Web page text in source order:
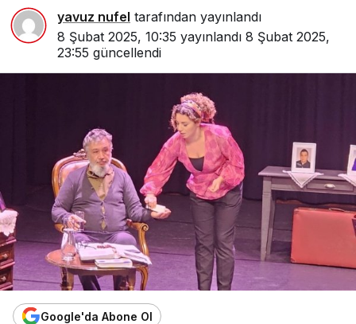
yavuz nufel tarafından yayınlandı
8 Şubat 2025, 10:35 yayınlandı 8 Şubat 2025,
23:55 güncellendi
Google'da Abone Ol